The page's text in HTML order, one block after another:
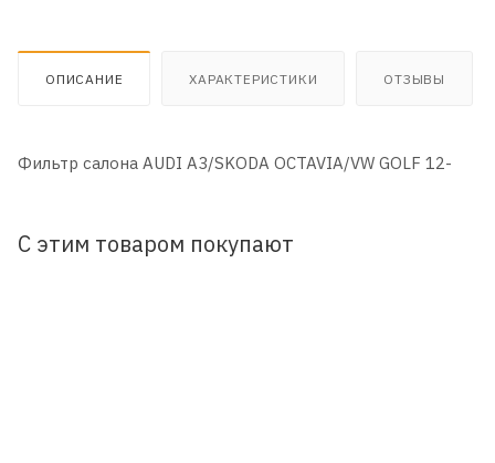
ОПИСАНИЕ ХАРАКТЕРИСТИКИ ОТЗЫВЫ
Фильтр салона AUDI A3/SKODA OCTAVIA/VW GOLF 12-
С этим товаром покупают